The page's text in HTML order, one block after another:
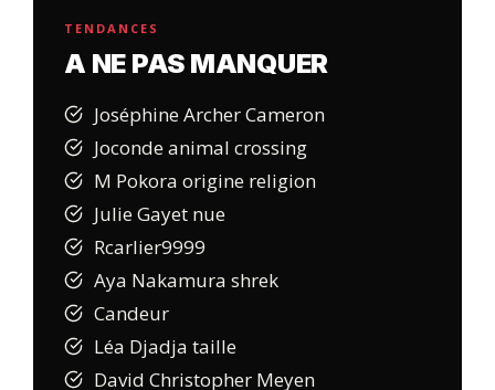
TENDANCES
A NE PAS MANQUER
Joséphine Archer Cameron
Joconde animal crossing
M Pokora origine religion
Julie Gayet nue
Rcarlier9999
Aya Nakamura shrek
Candeur
Léa Djadja taille
David Christopher Meyen